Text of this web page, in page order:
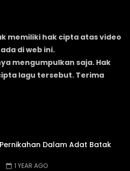
memiliki hak cipta atas video
di web ini.
mengumpulkan saja. Hak
lagu tersebut. Terima
Dalam Adat Batak
1 YEAR AGO